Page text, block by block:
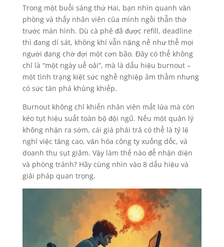
Trong một buổi sáng thứ Hai, bạn nhìn quanh văn
phòng và thấy nhân viên của mình ngồi thẫn thờ
trước màn hình. Dù cà phê đã được refill, deadline
thì đang dí sát, không khí vẫn nặng nề như thể mọi
người đang chờ đợi một cơn bão. Đây có thể không
chỉ là “một ngày uể oải”, mà là dấu hiệu burnout –
một tình trạng kiệt sức nghề nghiệp âm thầm nhưng
có sức tàn phá khủng khiếp.
Burnout không chỉ khiến nhân viên mất lửa mà còn
kéo tụt hiệu suất toàn bộ đội ngũ. Nếu một quản lý
không nhận ra sớm, cái giá phải trả có thể là tỷ lệ
nghỉ việc tăng cao, văn hóa công ty xuống dốc, và
doanh thu sụt giảm. Vậy làm thế nào để nhận diện
và phòng tránh? Hãy cùng nhìn vào 8 dấu hiệu và
giải pháp quan trọng.